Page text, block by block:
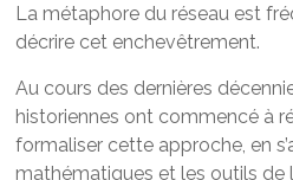
La métaphore du réseau est
décrire cet enchevêtrement.
Au cours des dernières
historiennes ont commencé à
formaliser cette approche, en
mathématiques et les outils de